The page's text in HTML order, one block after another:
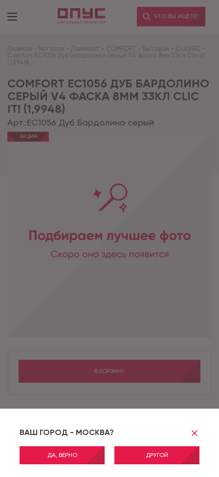
ВАШ ГОРОД - МОСКВА?
ДА, ВЕРНО ДРУГОЙ
ЧТО ВЫ ИЩЕТЕ?
Главная - Каталог - Ламинат - COMFORT - Бытовой - CLASSIC -
Comfort EC1056 Дуб Бардолино серый V4 фаска 8мм 33кл Clic it!
(1,9948)
COMFORT EC1056 ДУБ БАРДОЛИНО
СЕРЫЙ V4 ФАСКА 8ММ 33КЛ CLIC
IT! (1,9948)
Арт.:EC1056 Дуб Бардолино серый
АКЦИЯ
Коллекция 8/33 CLASSIC COMFORT
Класс применения 33
Толщина продукта (мм)
В КОРЗИНУ